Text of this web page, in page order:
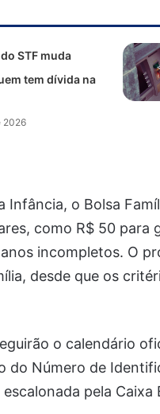
STF muda
tem dívida na
2026
Infância, o Bolsa
como R$ 50 para
incompletos. O
desde que os
o calendário
do Número de
pela Caixa